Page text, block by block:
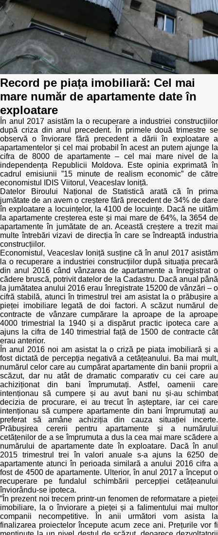
Rapoarte
Inițiative în derulare
Inițiative desfășurate
Manual de proceduri
Note & poziții​
Organigrama IDIS
Anunțuri
Consiliul consulativ internațional IDIS
Politici regionale
Bunele practici
Laborator sociometric
Transparența guvernării locale
People Watch
Proces democratic
Agenda Națională de Business
Puterea hibridă
15 minute de realism economic
Trend Hunter
Buletin EU-STRAT
Aplică la BUNELE PRACTICI
Transparența întreprinderilor de stat
Cele mai bune și cele mai proaste politici locale din
Moldova
Democrația, independența și transparența instituțiilor
publice-cheie din Moldova
Achiziții publice
Achizițiile publice în vizorul societății civile
Record pe piața imobiliară: Cel mai
mare număr de apartamente date în
exploatare
În anul 2017 asistăm la o recuperare a industriei construcțiilor
după criza din anul precedent. În primele două trimestre se
observă o înviorare fără precedent a dării în exploatare a
apartamentelor și cel mai probabil în acest an putem ajunge la
cifra de 8000 de apartamente – cel mai mare nivel de la
independența Republicii Moldova. Este opinia exprimată în
cadrul emisiunii ”15 minute de realism economic” de către
economistul IDIS Viitorul, Veaceslav Ioniță.
Datelor Biroului Național de Statistică arată că în prima
jumătate de an avem o creștere fără precedent de 34% de dare
în exploatare a locuințelor, la 4100 de locuințe. Dacă ne uităm
la apartamente creșterea este și mai mare de 64%, la 3654 de
apartamente în jumătate de an. Această creștere a trezit mai
multe întrebări vizavi de direcția în care se îndreaptă industria
construcțiilor.
Economistul, Veaceslav Ioniță susține că în anul 2017 asistăm
la o recuperare a industriei construcțiilor după situația precară
din anul 2016 când vânzarea de apartamente a înregistrat o
cădere bruscă, potrivit datelor de la Cadastru. Dacă anual până
la jumătatea anului 2016 erau înregistrate 15200 de vânzări – o
cifră stabilă, atunci în trimestrul trei am asistat la o prăbușire a
pieței imobiliare legată de doi factori. A scăzut numărul de
contracte de vânzare cumpărare la aproape de la aproape
4000 trimestrial la 1940 și a dispărut practic ipoteca care a
ajuns la cifra de 140 trimestrial față de 1500 de contracte cât
erau anterior.
În anul 2016 noi am asistat la o criză pe piața imobiliară și a
fost dictată de percepția negativă a cetățeanului. Ba mai mult,
numărul celor care au cumpărat apartamente din banii proprii a
scăzut, dar nu atât de dramatic comparativ cu cei care au
achiziționat din bani împrumutați. Astfel, oamenii care
intenționau să cumpere și au avut bani nu și-au schimbat
decizia de procurare, ei au trecut în așteptare, iar cei care
intenționau să cumpere apartamente din bani împrumutați au
preferat să amâne achiziția din cauza situației incerte.
Prăbușirea cererii pentru apartamente și a numărului
cetățenilor de a se împrumuta a dus la cea mai mare scădere a
numărului de apartamente date în exploatare. Dacă în anul
2015 trimestrul trei în valori anuale s-a ajuns la 6250 de
apartamente atunci în perioada similară a anului 2016 cifra a
fost de 4500 de apartamente. Ulterior, în anul 2017 a început o
recuperare pe fundalul schimbării percepției cetățeanului
înviorându-se ipoteca.
”În prezent noi trecem printr-un fenomen de reformatare a pieței
imobiliare, la o înviorare a pieței și a falimentului mai multor
companii necompetitive. În anii următori vom asista la
finalizarea proiectelor începute acum zece ani. Prețurile vor fi